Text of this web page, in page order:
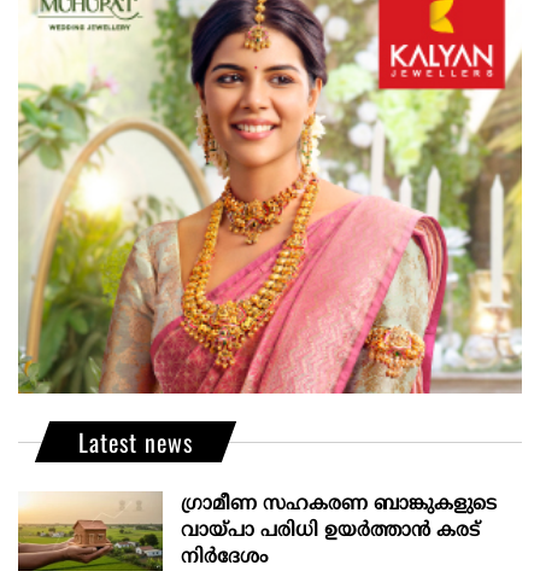
Latest news
ഗ്രാമീണ സഹകരണ ബാങ്കുകളുടെ
വായ്പാ പരിധി ഉയർത്താൻ കരട്
നിർദേശം